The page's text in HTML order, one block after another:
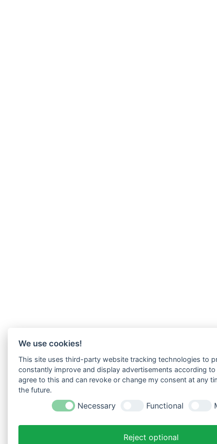
We use cookies!
This site uses third-party website tracking technologies to
constantly improve and display advertisements according
agree to this and can revoke or change my consent at any
the future.
Necessary Functional
Reject optional